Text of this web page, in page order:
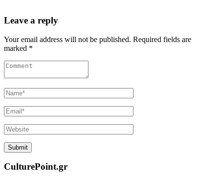
Leave a reply
Your email address will not be published. Required fields are
marked *
CulturePoint.gr